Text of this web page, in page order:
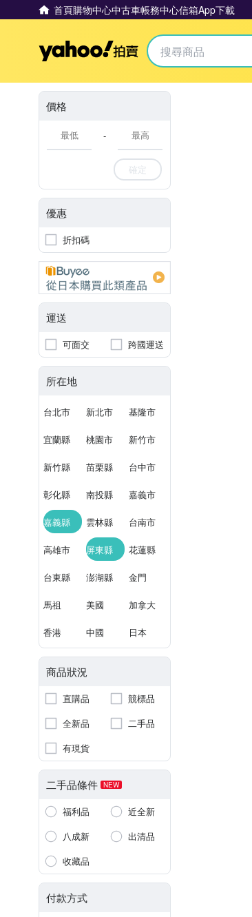
首頁購物中心中古車帳務中心信箱App下載
Yahoo拍賣
價格
-
確定
優惠
折扣碼
運送
可面交 跨國運送
所在地
台北市 新北市 基隆市
宜蘭縣 桃園市 新竹市
新竹縣 苗栗縣 台中市
彰化縣 南投縣 嘉義市
嘉義縣 雲林縣 台南市
高雄市 屏東縣 花蓮縣
台東縣 澎湖縣 金門
馬祖 美國 加拿大
香港 中國 日本
商品狀況
直購品
競標品
全新品
二手品
有現貨
二手品條件 NEW
福利品
近全新
八成新
出清品
收藏品
付款方式